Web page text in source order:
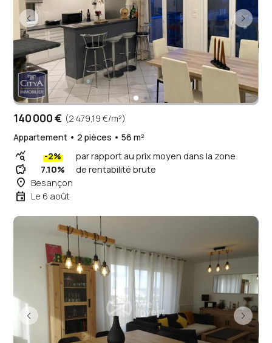
140 000 € (2 479,19 €/m²)
Appartement • 2 pièces • 56 m²
query_stats -2% par rapport au prix moyen dans la zone
savings 7.10% de rentabilité brute
place Besançon
event Le 6 août